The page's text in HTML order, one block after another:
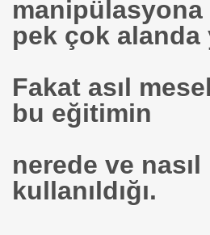
manipülasyona
pek çok
Fakat asıl
bu eğitimin
nerede ve nasıl
kullanıldığı.